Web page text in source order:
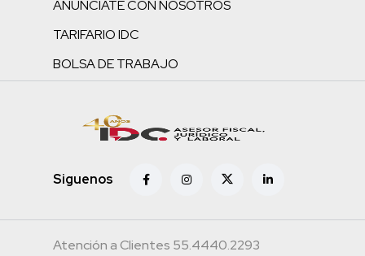
ANÚNCIATE CON NOSOTROS
TARIFARIO IDC
BOLSA DE TRABAJO
Siguenos
Atención a Clientes 55.4440.2293